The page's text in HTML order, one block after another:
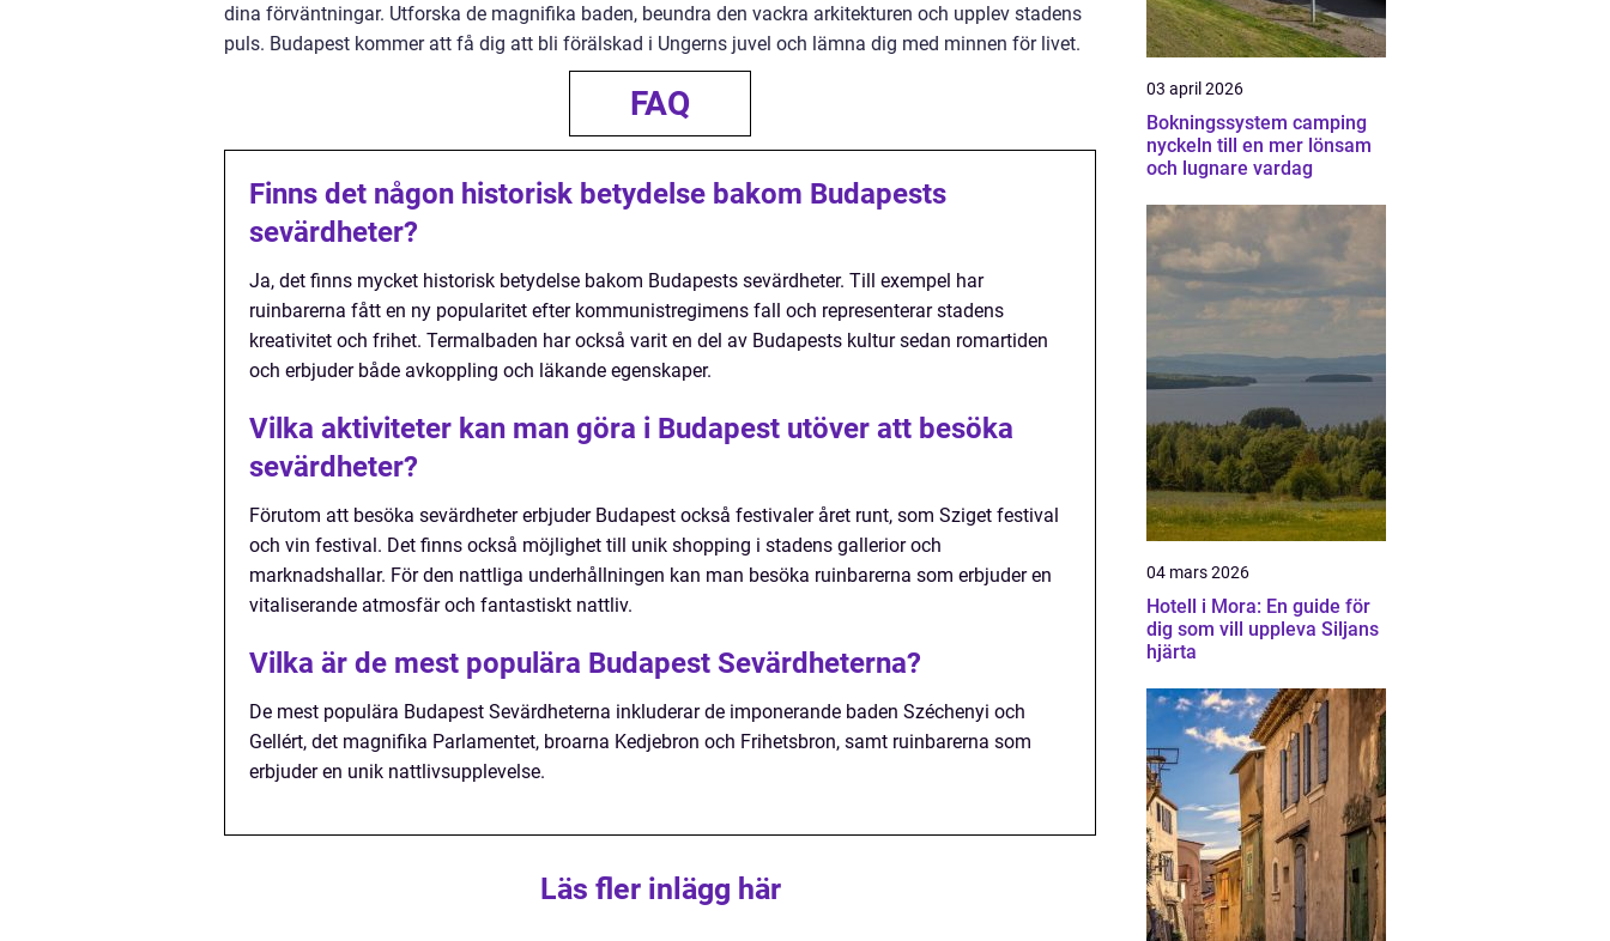
dina förväntningar. Utforska de magnifika baden, beundra den vackra arkitekturen och upplev stadens
puls. Budapest kommer att få dig att bli förälskad i Ungerns juvel och lämna dig med minnen för livet.
FAQ
Finns det någon historisk betydelse bakom Budapests
sevärdheter?
Ja, det finns mycket historisk betydelse bakom Budapests sevärdheter. Till exempel har
ruinbarerna fått en ny popularitet efter kommunistregimens fall och representerar stadens
kreativitet och frihet. Termalbaden har också varit en del av Budapests kultur sedan romartiden
och erbjuder både avkoppling och läkande egenskaper.
Vilka aktiviteter kan man göra i Budapest utöver att besöka
sevärdheter?
Förutom att besöka sevärdheter erbjuder Budapest också festivaler året runt, som Sziget festival
och vin festival. Det finns också möjlighet till unik shopping i stadens gallerior och
marknadshallar. För den nattliga underhållningen kan man besöka ruinbarerna som erbjuder en
vitaliserande atmosfär och fantastiskt nattliv.
Vilka är de mest populära Budapest Sevärdheterna?
De mest populära Budapest Sevärdheterna inkluderar de imponerande baden Széchenyi och
Gellért, det magnifika Parlamentet, broarna Kedjebron och Frihetsbron, samt ruinbarerna som
erbjuder en unik nattlivsupplevelse.
Läs fler inlägg här
03 april 2026
Bokningssystem camping
nyckeln till en mer lönsam
och lugnare vardag
04 mars 2026
Hotell i Mora: En guide för
dig som vill uppleva Siljans
hjärta